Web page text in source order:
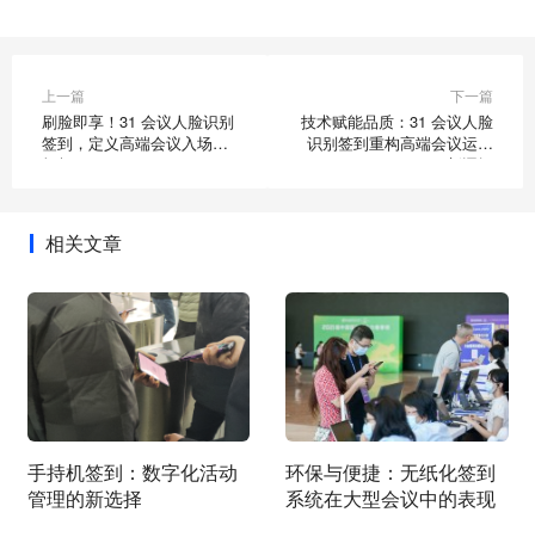
上一篇
刷脸即享！31 会议人脸识别
签到，定义高端会议入场新
标杆
下一篇
技术赋能品质：31 会议人脸
识别签到重构高端会议运营
新逻辑
相关文章
手持机签到：数字化活动
管理的新选择
环保与便捷：无纸化签到
系统在大型会议中的表现